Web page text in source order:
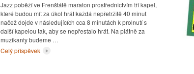
Jazz poběží ve Frenštátě maraton prostřednictvím tří kapel,
které budou mít za úkol hrát každá nepřetržitě 40 minut
načež dojde v následujících cca 8 minutách k prolnutí s
další kapelou tak, aby se nepřestalo hrát. Na plátně za
muzikanty budeme …
Celý příspěvek